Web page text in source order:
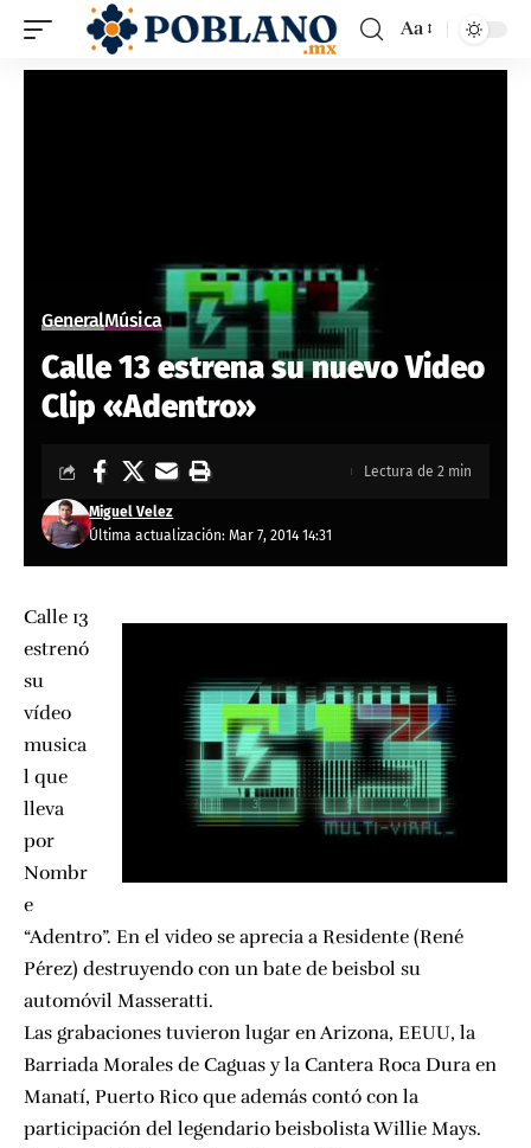
Aa
GeneralMúsica
Calle 13 estrena su nuevo Video
Clip «Adentro»
Última actualización: Mar 7, 2014 14:31
Miguel Velez
Lectura de 2 min
Calle 13
estrenó
su
vídeo
musica
l que
lleva
por
Nombr
e
“Adentro”. En el video se aprecia a Residente (René
Pérez) destruyendo con un bate de beisbol su
automóvil Masseratti.
Las grabaciones tuvieron lugar en Arizona, EEUU, la
Barriada Morales de Caguas y la Cantera Roca Dura en
Manatí, Puerto Rico que además contó con la
participación del legendario beisbolistaWillie Mays.